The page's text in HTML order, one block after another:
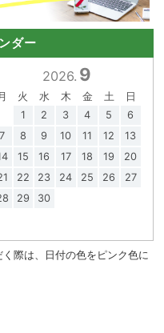
ダー
2026. 9
月 火 水 木 金 土
日
1
2 3 4 5
6
7
8 9 10 11 12
13
15 16 17 18 19
20
22 23 24 25 26
27
29 30
際は、日付の色をピンク色に